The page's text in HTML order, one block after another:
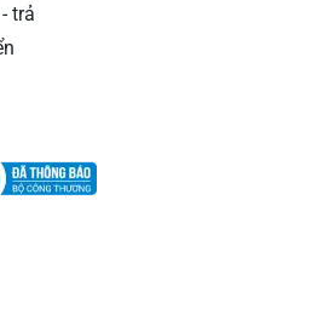
điểm Mohs
học, thạch anh xanh được ứng
dao động cơ khí, là vật liệu cơ
tử và hiệu ứng khử sóng điện.
trả